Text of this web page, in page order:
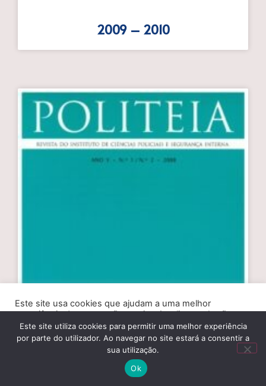
2009 – 2010
Este site usa cookies que ajudam a uma melhor
experiência de navegação no site. Ao clicar no botão
“Aceitar” ou continuar a visualizar o nosso site, você
concorda com o uso de cookies no nosso site.
Este site utiliza cookies para permitir uma melhor experiência
por parte do utilizador. Ao navegar no site estará a consentir a
sua utilização.
Ok